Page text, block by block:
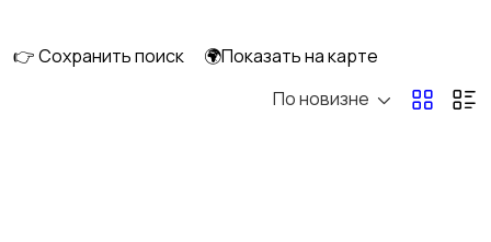
Спецтехника
👉 Сохранить поиск
🌍Показать на карте
По новизне